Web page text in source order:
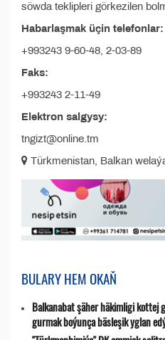
söwda teklipleri görkezilen
Habarlaşmak üçin telefonlar:
+993243 9-60-48, 2-03-89
Faks:
+993243 2-11-49
Elektron salgysy:
tngizt@online.tm
Türkmenistan, Balkan
BULARY HEM OKAŇ
Balkanabat şäher häkimligi kottej
gurmak boýunça bäsleşik yglan